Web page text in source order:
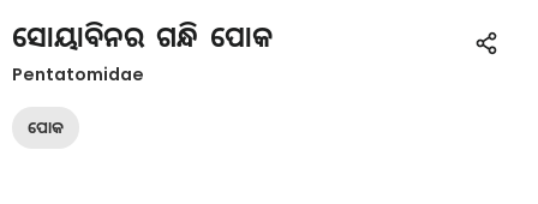
ସୋୟାବିନର ଗନ୍ଧି ପୋକ
Pentatomidae
ପୋକ